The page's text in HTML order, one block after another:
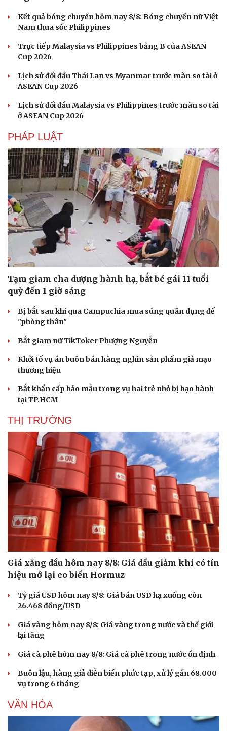
Tư vấn
Săn Tour
check-in
Đọc truyện đêm khuya
Cửa sổ tình yêu
Kể chuyện cho bé
Hạt giống tâm hồn
Kết quả bóng chuyền hôm nay 8/8: Bóng chuyền nữ Việt
Nam thua sốc Philippines
Trực tiếp Malaysia vs Philippines bảng B của ASEAN
Cup 2026
Lịch sử đối đầu Thái Lan vs Myanmar trước màn so tài ở
ASEAN Cup 2026
Lịch sử đối đầu Malaysia vs Philippines trước màn so tài
ở ASEAN Cup 2026
PHÁP LUẬT
Tạm giam cha dượng hành hạ, bắt bé gái 11 tuổi
quỳ đến 1 giờ sáng
Bị bắt sau khi qua Campuchia mua súng quân dụng để
"phòng thân"
Bắt giam nữ TikToker Phượng Nguyễn
Khởi tố vụ án buôn bán hàng nghìn sản phẩm giả mạo
thương hiệu
Bắt khẩn cấp bảo mẫu trong vụ hai trẻ nhỏ bị bạo hành
tại TP.HCM
THỊ TRƯỜNG
Giá xăng dầu hôm nay 8/8: Giá dầu giảm khi có tín
hiệu mở lại eo biển Hormuz
Tỷ giá USD hôm nay 8/8: Giá bán USD hạ xuống còn
26.468 đồng/USD
Giá vàng hôm nay 8/8: Giá vàng trong nước và thế giới
lại tăng
Giá cà phê hôm nay 8/8: Giá cà phê trong nước ổn định
Buôn lậu, hàng giả diễn biến phức tạp, xử lý gần 68.000
vụ trong 6 tháng
VĂN HÓA